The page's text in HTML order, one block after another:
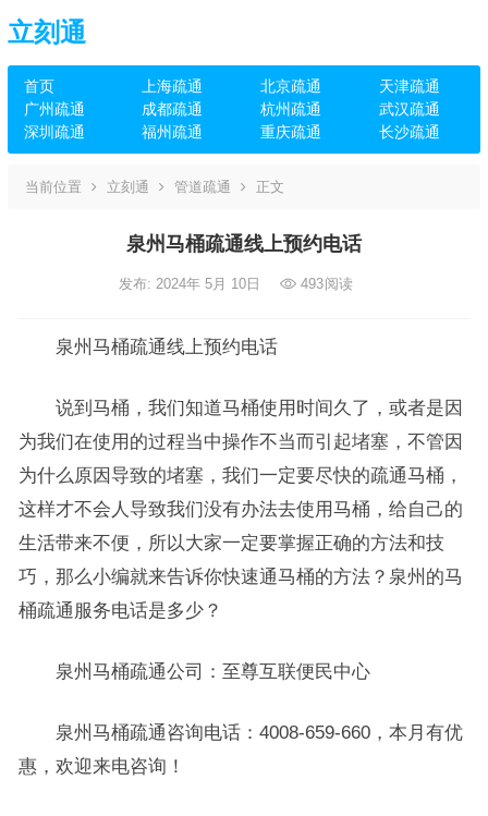
立刻通
首页 上海疏通 北京疏通
天津疏通
广州疏通
成都疏通 杭州疏通
武汉疏通
深圳疏通
福州疏通 重庆疏通 长沙疏通
当前位置 立刻通 管道疏通 正文
泉州马桶疏通线上预约电话
发布: 2024年 5月 10日 493阅读
泉州马桶疏通线上预约电话
说到马桶，我们知道马桶使用时间久了，或者是因
为我们在使用的过程当中操作不当而引起堵塞，不管因
为什么原因导致的堵塞，我们一定要尽快的疏通马桶，
这样才不会人导致我们没有办法去使用马桶，给自己的
生活带来不便，所以大家一定要掌握正确的方法和技
巧，那么小编就来告诉你快速通马桶的方法？泉州的马
桶疏通服务电话是多少？
泉州马桶疏通公司：至尊互联便民中心
泉州马桶疏通咨询电话：4008-659-660，本月有优
惠，欢迎来电咨询！